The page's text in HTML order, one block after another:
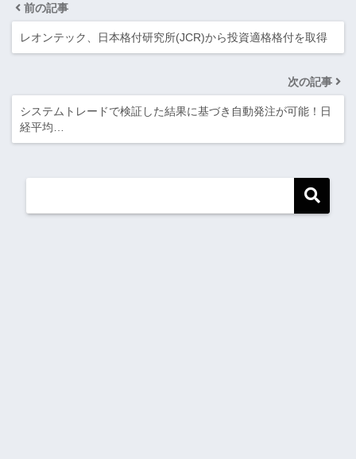
前の記事
レオンテック、日本格付研究所(JCR)から投資適格格付を取得
次の記事
システムトレードで検証した結果に基づき自動発注が可能！日
経平均…